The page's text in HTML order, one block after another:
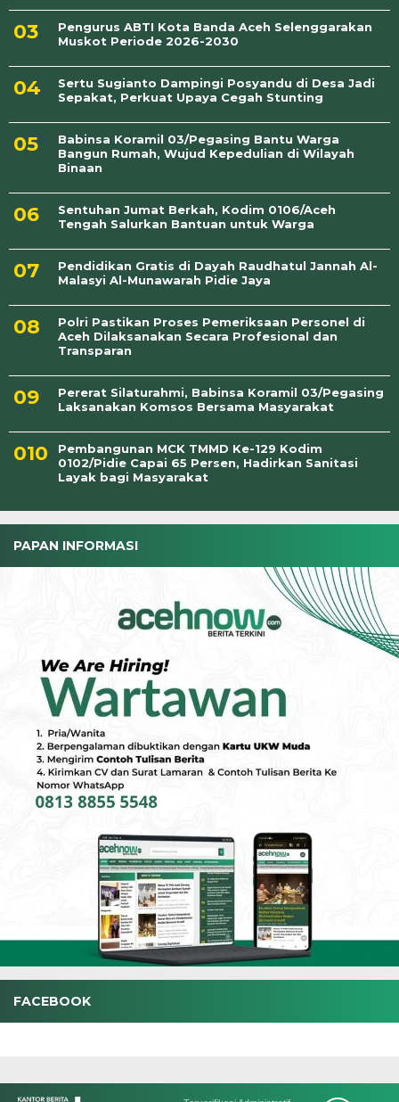
Pengurus ABTI Kota Banda Aceh Selenggarakan
Muskot Periode 2026-2030
Sertu Sugianto Dampingi Posyandu di Desa Jadi
Sepakat, Perkuat Upaya Cegah Stunting
Babinsa Koramil 03/Pegasing Bantu Warga
Bangun Rumah, Wujud Kepedulian di Wilayah
Binaan
Sentuhan Jumat Berkah, Kodim 0106/Aceh
Tengah Salurkan Bantuan untuk Warga
Pendidikan Gratis di Dayah Raudhatul Jannah Al-
Malasyi Al-Munawarah Pidie Jaya
Polri Pastikan Proses Pemeriksaan Personel di
Aceh Dilaksanakan Secara Profesional dan
Transparan
Pererat Silaturahmi, Babinsa Koramil 03/Pegasing
Laksanakan Komsos Bersama Masyarakat
Pembangunan MCK TMMD Ke-129 Kodim
0102/Pidie Capai 65 Persen, Hadirkan Sanitasi
Layak bagi Masyarakat
PAPAN INFORMASI
FACEBOOK